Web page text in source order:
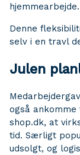
hjemmearbejde.
Denne
selv i en travl
Julen
også
shop.dk, at
tid. Særligt
udsolgt, og